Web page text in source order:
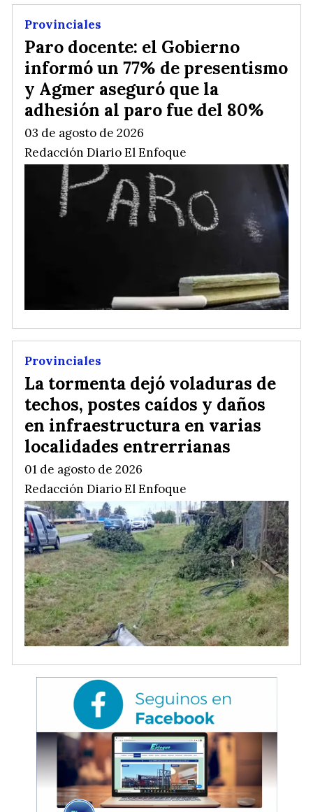
Paro docente: el Gobierno
informó un 77% de presentismo
y Agmer aseguró que la
adhesión al paro fue del 80%
Redacción Diario El Enfoque
Provinciales
03 de agosto de 2026
La tormenta dejó voladuras de
techos, postes caídos y daños
en infraestructura en varias
localidades entrerrianas
Redacción Diario El Enfoque
Provinciales
01 de agosto de 2026